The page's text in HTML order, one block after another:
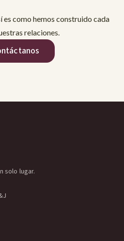
es como hemos construido cada
relaciones.
solo lugar.